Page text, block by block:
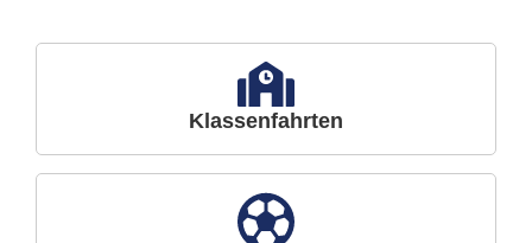
Klassenfahrten